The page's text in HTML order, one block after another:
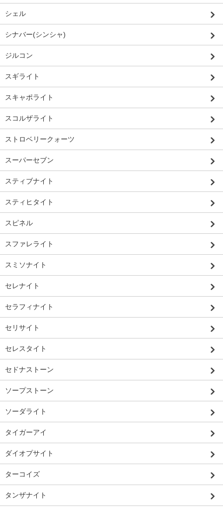
シェル
シナバー(シンシャ)
ジルコン
スギライト
スキャポライト
スコルザライト
ストロベリークォーツ
スーパーセブン
スティブナイト
スティヒタイト
スピネル
スファレライト
スミソナイト
セレナイト
セラフィナイト
セリサイト
セレスタイト
セドナストーン
ソープストーン
ソーダライト
タイガーアイ
ダイオプサイト
ターコイズ
タンザナイト